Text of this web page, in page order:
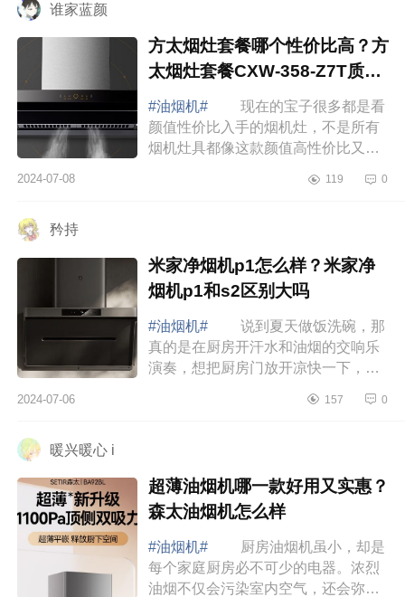
谁家蓝颜
方太烟灶套餐哪个性价比高？方
太烟灶套餐CXW-358-Z7T质量
好吗
#油烟机#
现在的宝子很多都是看
颜值性价比入手的烟机灶，不是所有
烟机灶具都像这款颜值高性价比又好
值，下面小编为大家介绍下方太烟灶
2024-07-08 119 0
矜持
米家净烟机p1怎么样？米家净
烟机p1和s2区别大吗
#油烟机#
说到夏天做饭洗碗，那
真的是在厨房开汗水和油烟的交响乐
演奏，想把厨房门放开凉快一下，又
了，手上油腻腻的也觉得烦躁！米家
2024-07-06 157 0
暖兴暖心 i
超薄油烟机哪一款好用又实惠？
森太油烟机怎么样
#油烟机#
厨房油烟机虽小，却是
每个家庭厨房必不可少的电器。浓烈
油烟不仅会污染室内空气，还会弥漫